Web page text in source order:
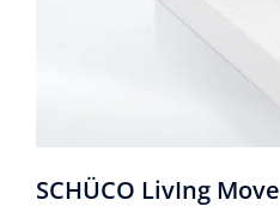
SCHÜCO LivIng Move